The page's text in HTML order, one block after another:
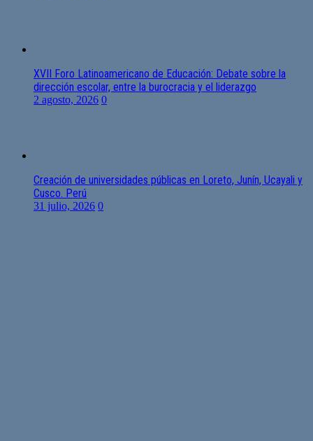
XVII Foro Latinoamericano de Educación: Debate sobre la
dirección escolar, entre la burocracia y el liderazgo
2 agosto, 2026 0
Creación de universidades públicas en Loreto, Junín, Ucayali y
Cusco. Perú
31 julio, 2026 0